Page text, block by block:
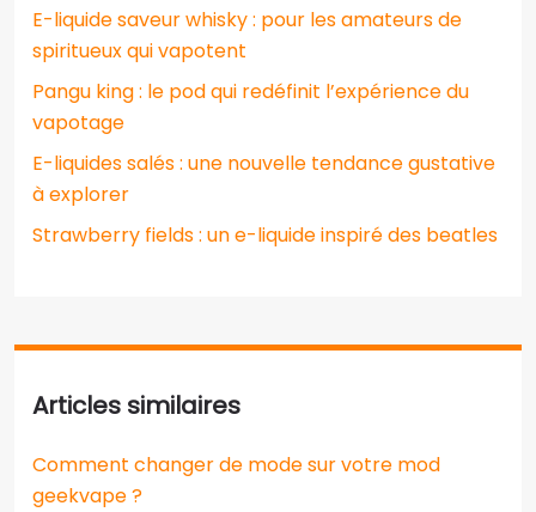
E-liquide saveur whisky : pour les amateurs de
spiritueux qui vapotent
Pangu king : le pod qui redéfinit l’expérience du
vapotage
E-liquides salés : une nouvelle tendance gustative
à explorer
Strawberry fields : un e-liquide inspiré des beatles
Articles similaires
Comment changer de mode sur votre mod
geekvape ?